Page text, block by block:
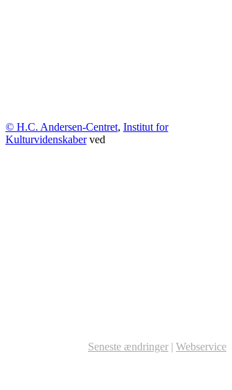
© H.C. Andersen-Centret, Institut for
Kulturvidenskaberved
Seneste ændringer | Webservice